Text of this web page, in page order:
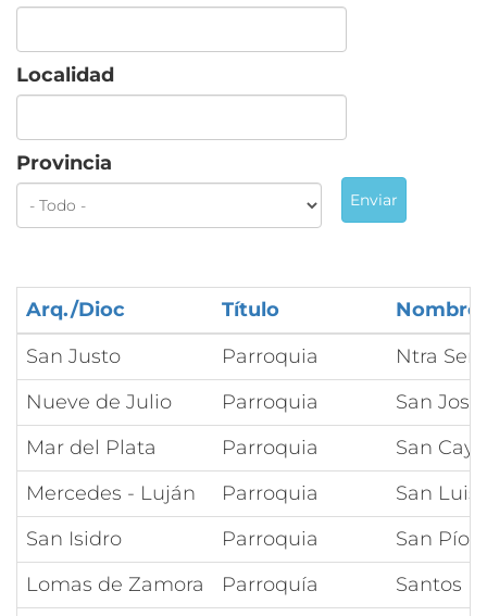
Localidad
Provincia
Enviar
Arq./Dioc Título
Nombre
San Justo
Parroquia
Ntra
Nueve de Julio
Parroquia
San José
Mar del Plata
Parroquia
San
Mercedes - Luján
Parroquia
San Luis
San Isidro
Parroquia
San Pío X
Lomas de Zamora
Parroquía
Santos